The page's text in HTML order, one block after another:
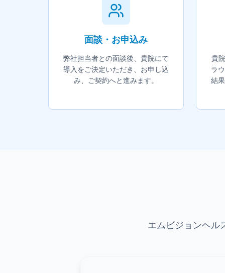
面談・お申込み
弊社担当者との面談後、貴院にて
導入をご決定いただき、お申し込
み、ご契約へと進みます。
貴
ラ
結
エムビジョンヘル